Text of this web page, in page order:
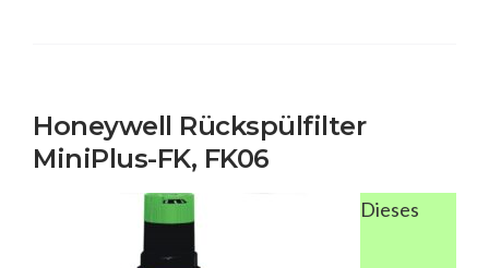
Honeywell Rückspülfilter
MiniPlus-FK, FK06
Dieses